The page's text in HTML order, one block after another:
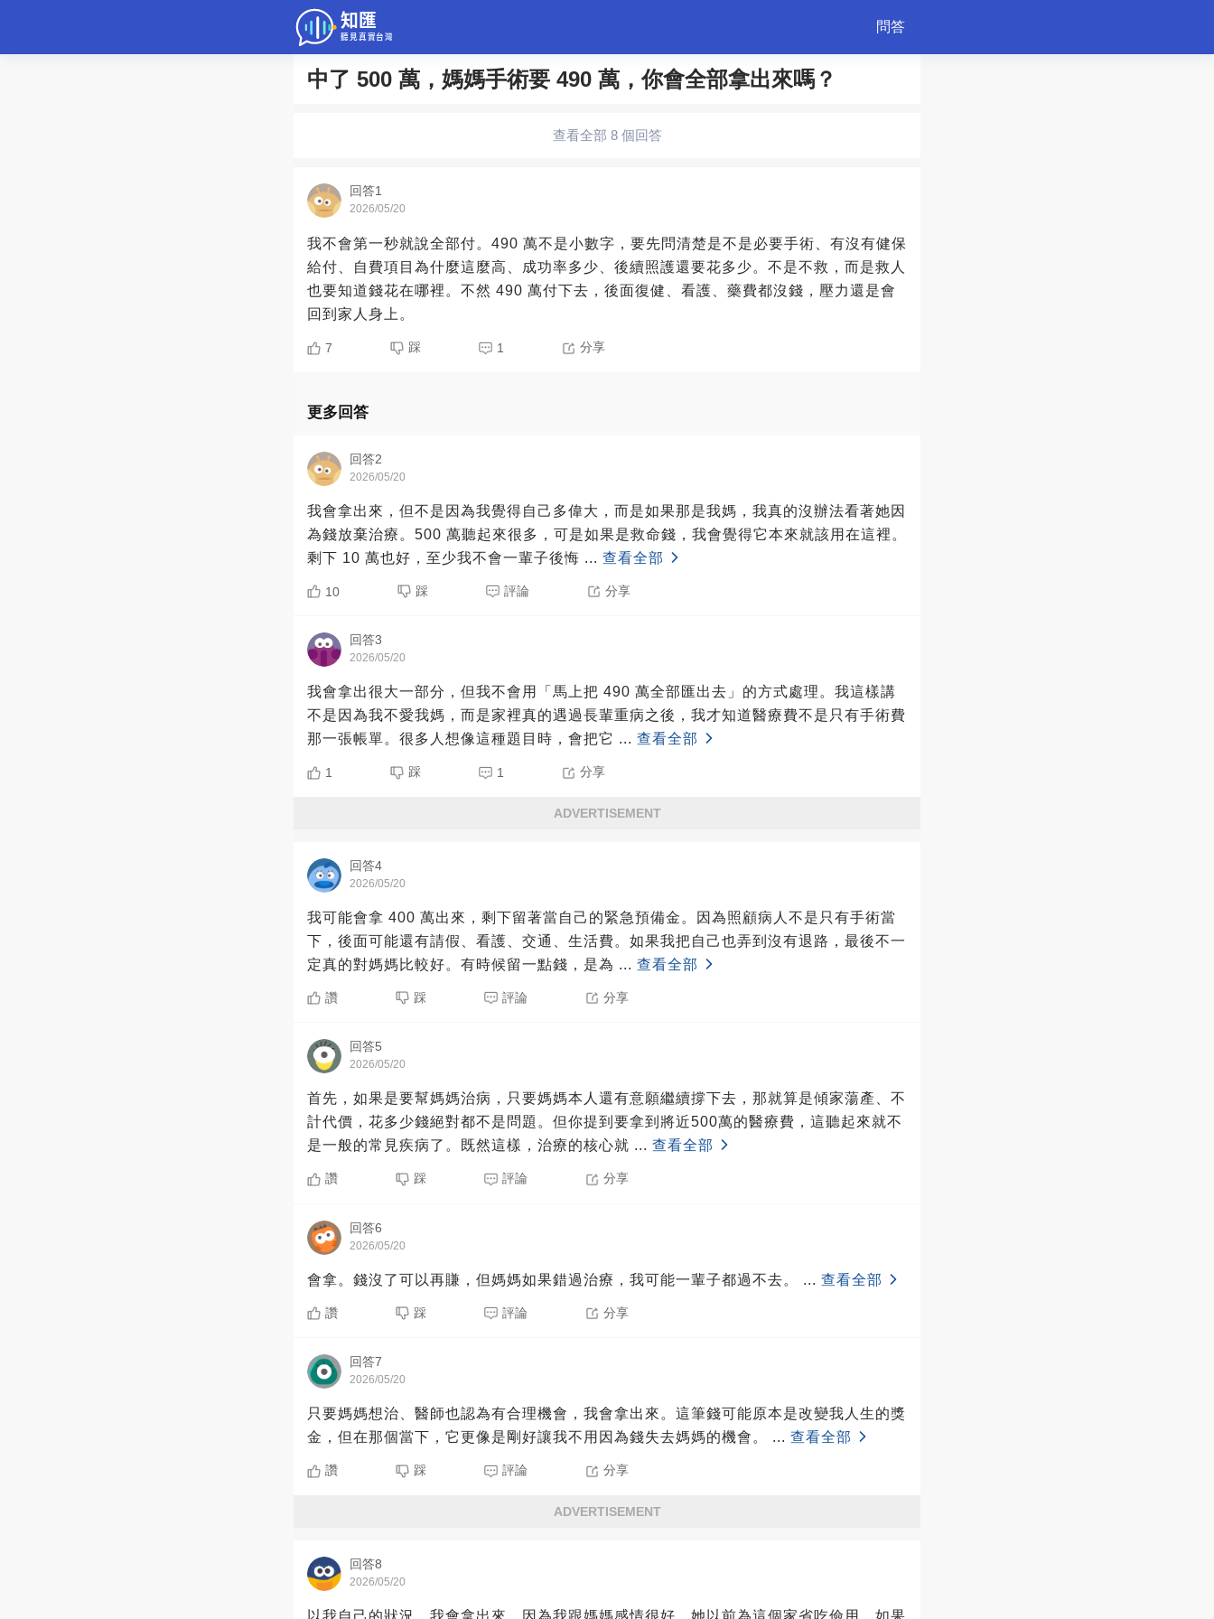
問答
中了 500 萬，媽媽手術要 490 萬，你會全部拿出來嗎？
查看全部 8 個回答
回答1
2026/05/20
我不會第一秒就說全部付。490 萬不是小數字，要先問清楚是不是必要手術、有沒有健保
給付、自費項目為什麼這麼高、成功率多少、後續照護還要花多少。不是不救，而是救人
也要知道錢花在哪裡。不然 490 萬付下去，後面復健、看護、藥費都沒錢，壓力還是會
回到家人身上。
7 踩 1 分享
更多回答
回答2
2026/05/20
我會拿出來，但不是因為我覺得自己多偉大，而是如果那是我媽，我真的沒辦法看著她因
為錢放棄治療。500 萬聽起來很多，可是如果是救命錢，我會覺得它本來就該用在這裡。
剩下 10 萬也好，至少我不會一輩子後悔 ... 查看全部
10 踩 評論 分享
回答3
2026/05/20
我會拿出很大一部分，但我不會用「馬上把 490 萬全部匯出去」的方式處理。我這樣講
不是因為我不愛我媽，而是家裡真的遇過長輩重病之後，我才知道醫療費不是只有手術費
那一張帳單。很多人想像這種題目時，會把它 ... 查看全部
1 踩 1 分享
ADVERTISEMENT
回答4
2026/05/20
我可能會拿 400 萬出來，剩下留著當自己的緊急預備金。因為照顧病人不是只有手術當
下，後面可能還有請假、看護、交通、生活費。如果我把自己也弄到沒有退路，最後不一
定真的對媽媽比較好。有時候留一點錢，是為 ... 查看全部
讚 踩 評論 分享
回答5
2026/05/20
首先，如果是要幫媽媽治病，只要媽媽本人還有意願繼續撐下去，那就算是傾家蕩產、不
計代價，花多少錢絕對都不是問題。但你提到要拿到將近500萬的醫療費，這聽起來就不
是一般的常見疾病了。既然這樣，治療的核心就 ... 查看全部
讚 踩 評論 分享
回答6
2026/05/20
會拿。錢沒了可以再賺，但媽媽如果錯過治療，我可能一輩子都過不去。 ... 查看全部
讚 踩 評論 分享
回答7
2026/05/20
只要媽媽想治、醫師也認為有合理機會，我會拿出來。這筆錢可能原本是改變我人生的獎
金，但在那個當下，它更像是剛好讓我不用因為錢失去媽媽的機會。 ... 查看全部
讚 踩 評論 分享
ADVERTISEMENT
回答8
2026/05/20
以我自己的狀況，我會拿出來。因為我跟媽媽感情很好，她以前為這個家省吃儉用，如果
問答
夫妻生活 生活妙招